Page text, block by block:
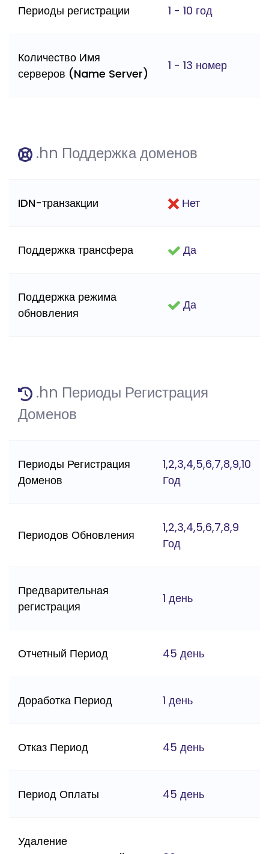
Периоды регистрации 1 - 10 год
Количество Имя
серверов (Name Server)
1 - 13 номер
.hn Поддержка доменов
IDN-транзакции Нет
Поддержка трансфера Да
Поддержка режима
обновления
Да
.hn Периоды Регистрация
Доменов
Периоды Регистрация
Доменов
1,2,3,4,5,6,7,8,9,10
Год
Периодов Обновления
1,2,3,4,5,6,7,8,9
Год
Предварительная
регистрация
1 день
Отчетный Период 45 день
Доработка Период 1 день
Отказ Период 45 день
Период Оплаты 45 день
Удаление